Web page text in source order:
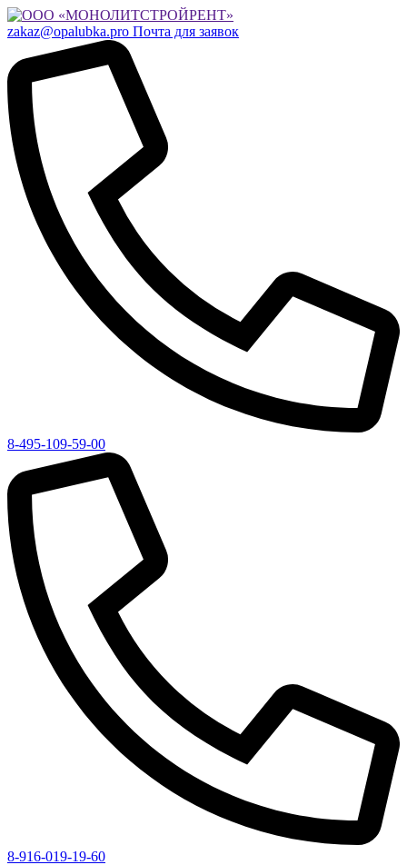
zakaz@opalubka.pro Почта для заявок
8-495-109-59-00
8-916-019-19-60